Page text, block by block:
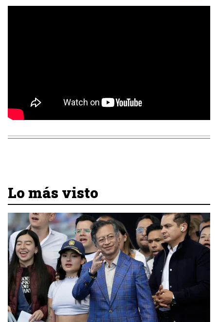
Lo más visto